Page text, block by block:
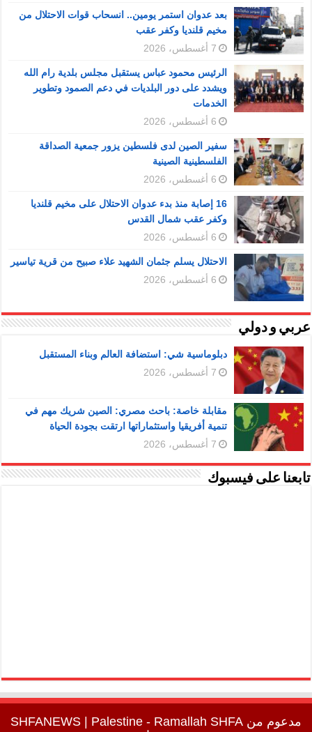
بعد عدوان استمر يومين.. انسحاب قوات الاحتلال من
مخيم قلنديا وكفر عقب
7 أغسطس، 2026
الرئيس محمود عباس يستقبل مجلس بلدية رام الله
ويشدد على دور البلديات في دعم الصمود وتطوير
الخدمات
6 أغسطس، 2026
سفير الصين لدى فلسطين يزور جمعية الصداقة
الفلسطينية الصينية
6 أغسطس، 2026
16 إصابة منذ بدء عدوان الاحتلال على مخيم قلنديا
وكفر عقب شمال القدس
6 أغسطس، 2026
الاحتلال يسلم جثمان الشهيد علاء صبيح من قرية تياسير
6 أغسطس، 2026
عربي و دولي
دبلوماسية شي: استضافة العالم وبناء المستقبل
7 أغسطس، 2026
مقابلة خاصة: باحث مصري: الصين شريك مهم في
تنمية أفريقيا واستثماراتها ارتقت بجودة الحياة
7 أغسطس، 2026
تابعنا على فيسبوك
مدعوم من SHFANEWS | Palestine - Ramallah SHFA